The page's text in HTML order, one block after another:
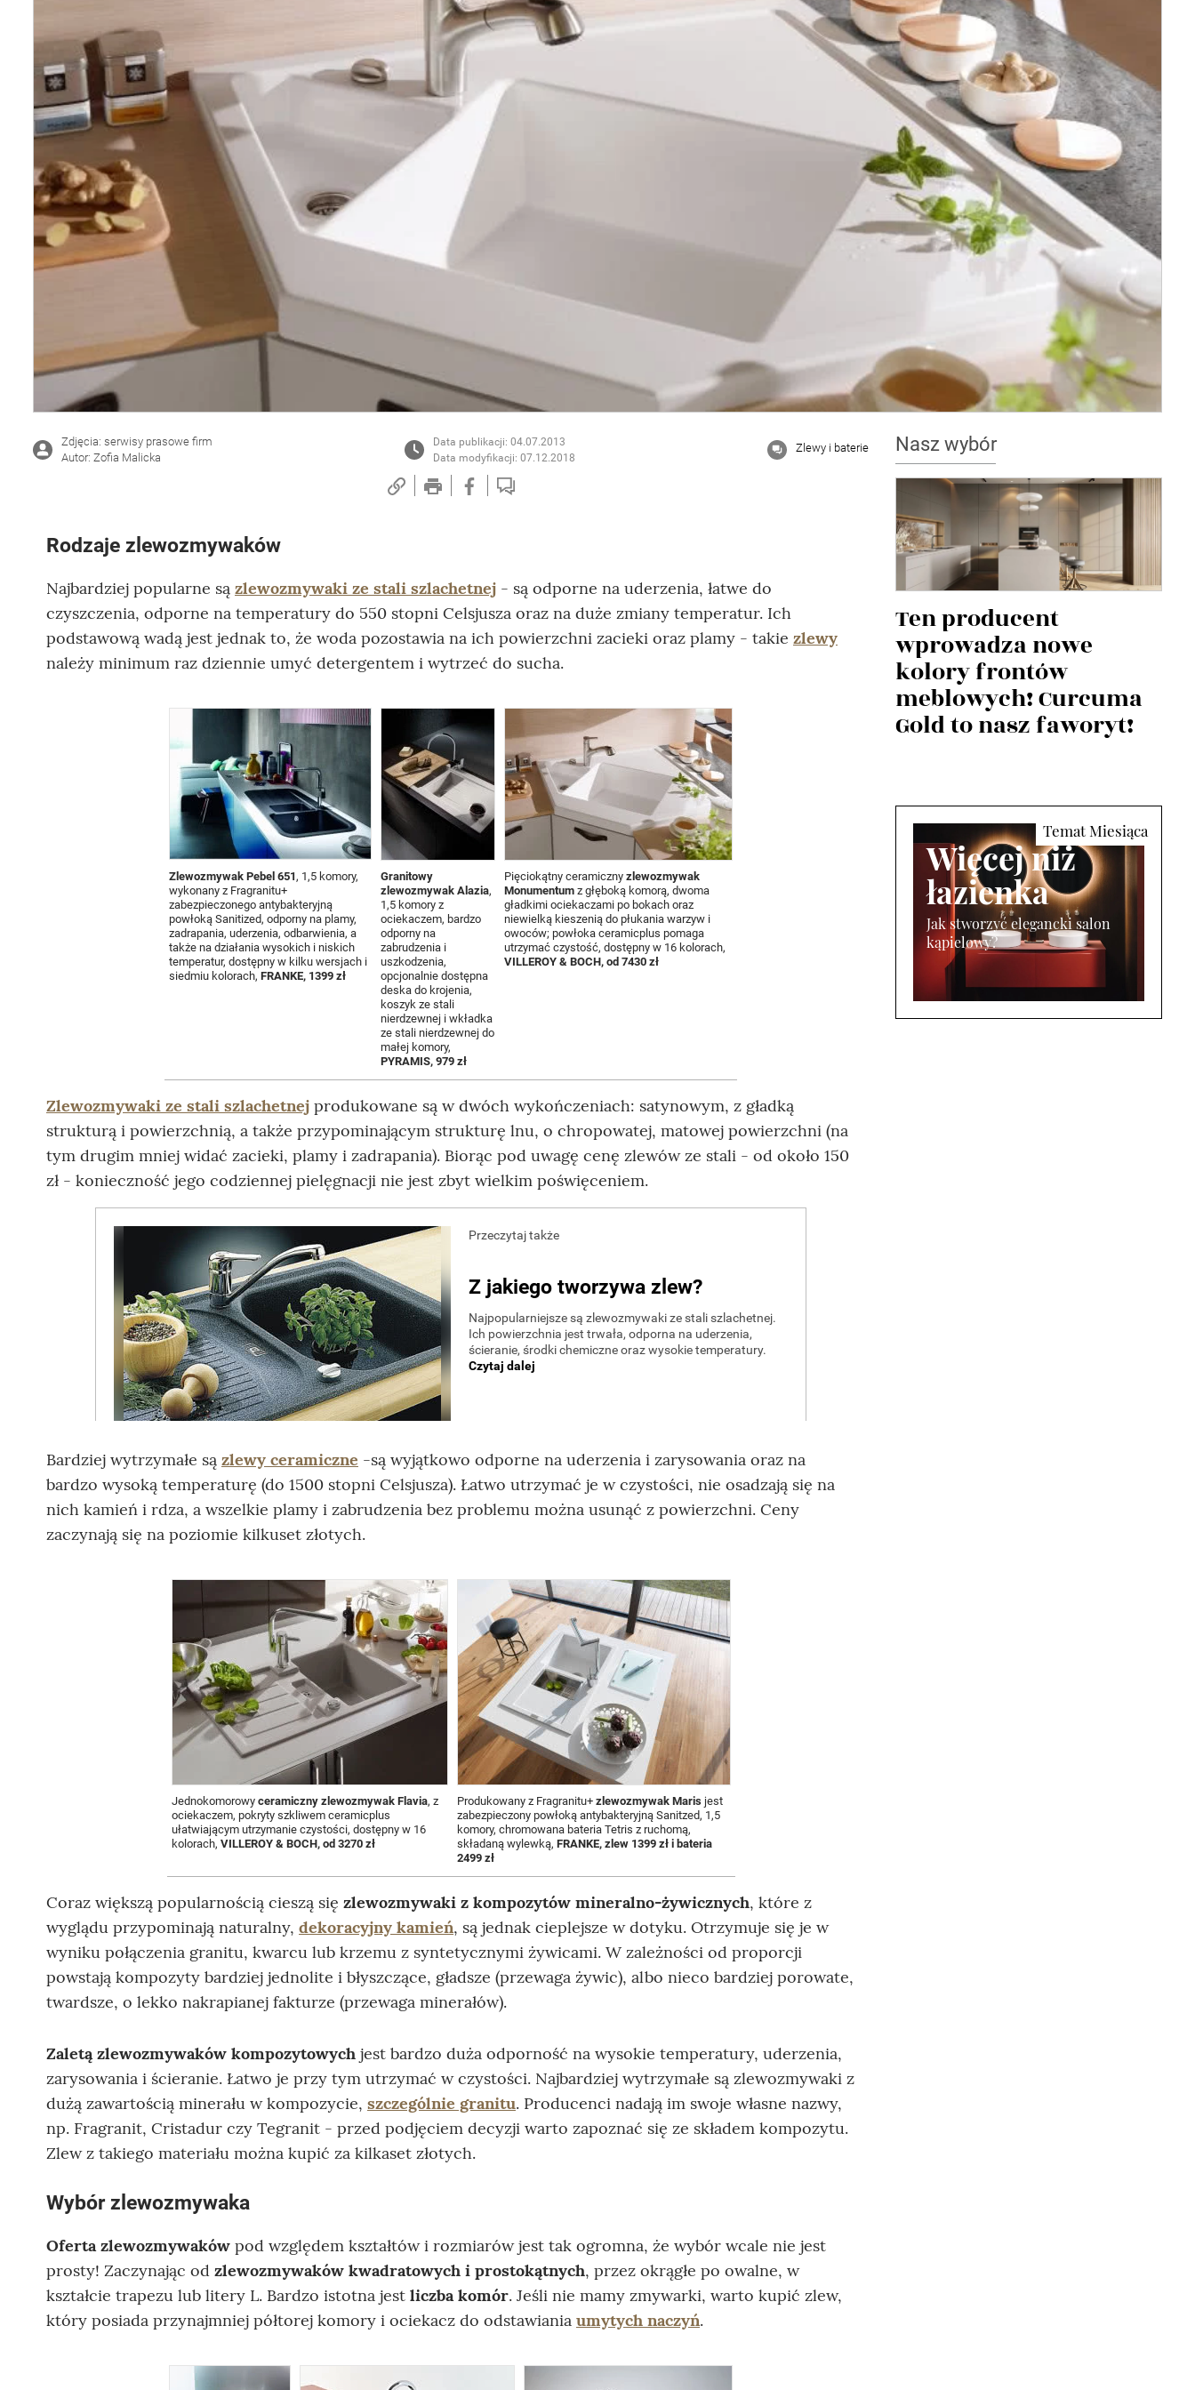
Zdjęcia: serwisy prasowe firm
Autor: Zofia Malicka
Data publikacji: 04.07.2013
Data modyfikacji: 07.12.2018
Zlewy i baterie
Rodzaje zlewozmywaków
Najbardziej popularne są zlewozmywaki ze stali szlachetnej - są odporne na uderzenia, łatwe do
czyszczenia, odporne na temperatury do 550 stopni Celsjusza oraz na duże zmiany temperatur. Ich
podstawową wadą jest jednak to, że woda pozostawia na ich powierzchni zacieki oraz plamy - takie zlewy
należy minimum raz dziennie umyć detergentem i wytrzeć do sucha.
Zlewozmywak Pebel 651, 1,5 komory,
wykonany z Fragranitu+
zabezpieczonego antybakteryjną
powłoką Sanitized, odporny na plamy,
zadrapania, uderzenia, odbarwienia, a
także na działania wysokich i niskich
temperatur, dostępny w kilku wersjach i
siedmiu kolorach, FRANKE, 1399 zł
Granitowy
zlewozmywak Alazia,
1,5 komory z
ociekaczem, bardzo
odporny na
zabrudzenia i
uszkodzenia,
opcjonalnie dostępna
deska do krojenia,
koszyk ze stali
nierdzewnej i wkładka
ze stali nierdzewnej do
małej komory,
PYRAMIS, 979 zł
Pięciokątny ceramiczny zlewozmywak
Monumentum z głęboką komorą, dwoma
gładkimi ociekaczami po bokach oraz
niewielką kieszenią do płukania warzyw i
owoców; powłoka ceramicplus pomaga
utrzymać czystość, dostępny w 16 kolorach,
VILLEROY & BOCH, od 7430 zł
Zlewozmywaki ze stali szlachetnej produkowane są w dwóch wykończeniach: satynowym, z gładką
strukturą i powierzchnią, a także przypominającym strukturę lnu, o chropowatej, matowej powierzchni (na
tym drugim mniej widać zacieki, plamy i zadrapania). Biorąc pod uwagę cenę zlewów ze stali - od około 150
zł - konieczność jego codziennej pielęgnacji nie jest zbyt wielkim poświęceniem.
Bardziej wytrzymałe są zlewy ceramiczne -są wyjątkowo odporne na uderzenia i zarysowania oraz na
bardzo wysoką temperaturę (do 1500 stopni Celsjusza). Łatwo utrzymać je w czystości, nie osadzają się na
nich kamień i rdza, a wszelkie plamy i zabrudzenia bez problemu można usunąć z powierzchni. Ceny
zaczynają się na poziomie kilkuset złotych.
Jednokomorowy ceramiczny zlewozmywak Flavia, z
ociekaczem, pokryty szkliwem ceramicplus
ułatwiającym utrzymanie czystości, dostępny w 16
kolorach, VILLEROY & BOCH, od 3270 zł
Produkowany z Fragranitu+ zlewozmywak Marisjest
zabezpieczony powłoką antybakteryjną Sanitzed, 1,5
komory, chromowana bateria Tetris z ruchomą,
składaną wylewką, FRANKE, zlew 1399 zł i bateria
2499 zł
Coraz większą popularnością cieszą się zlewozmywaki z kompozytów mineralno-żywicznych, które z
wyglądu przypominają naturalny, dekoracyjny kamień, są jednak cieplejsze w dotyku. Otrzymuje się je w
wyniku połączenia granitu, kwarcu lub krzemu z syntetycznymi żywicami. W zależności od proporcji
powstają kompozyty bardziej jednolite i błyszczące, gładsze (przewaga żywic), albo nieco bardziej porowate,
twardsze, o lekko nakrapianej fakturze (przewaga minerałów).
Zaletą zlewozmywaków kompozytowych jest bardzo duża odporność na wysokie temperatury, uderzenia,
zarysowania i ścieranie. Łatwo je przy tym utrzymać w czystości. Najbardziej wytrzymałe są zlewozmywaki z
dużą zawartością minerału w kompozycie, szczególnie granitu. Producenci nadają im swoje własne nazwy,
np. Fragranit, Cristadur czy Tegranit - przed podjęciem decyzji warto zapoznać się ze składem kompozytu.
Zlew z takiego materiału można kupić za kilkaset złotych.
Wybór zlewozmywaka
Oferta zlewozmywaków pod względem kształtów i rozmiarów jest tak ogromna, że wybór wcale nie jest
prosty! Zaczynając od zlewozmywaków kwadratowych i prostokątnych, przez okrągłe po owalne, w
kształcie trapezu lub litery L. Bardzo istotna jest liczba komór. Jeśli nie mamy zmywarki, warto kupić zlew,
który posiada przynajmniej półtorej komory i ociekacz do odstawiania umytych naczyń.
Nasz wybór
Ten producent
wprowadza nowe
kolory frontów
meblowych! Curcuma
Gold to nasz faworyt!
Więcej niż
łazienka
Jak stworzyć elegancki salon
kąpielowy?